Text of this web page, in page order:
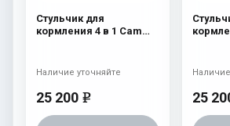
Стульчик для
кормления 4 в 1 Cam
25 200 e
Наличие уточняйте
25